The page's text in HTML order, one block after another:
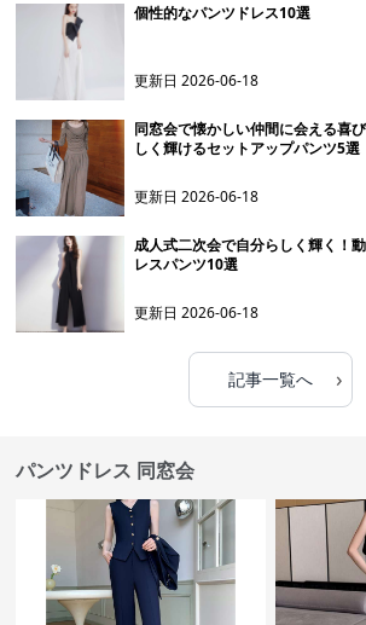
個性的なパンツドレス10選
更新日2026-06-18
同窓会で懐かしい仲間に会える喜
しく輝けるセットアップパンツ5選
更新日2026-06-18
成人式二次会で自分らしく輝く！
レスパンツ10選
更新日2026-06-18
記事一覧へ ›
パンツドレス 同窓会